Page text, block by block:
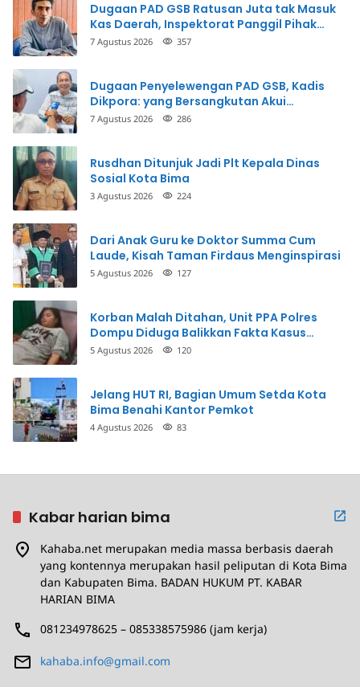
Dugaan PAD GSB Ratusan Juta tak Masuk
Kas Daerah, Inspektorat Panggil Pihak
Terkait
7 Agustus 2026 357
Dugaan Penyelewengan PAD GSB, Kadis
Dikpora: yang Bersangkutan Akui
Perbuatannya dan Siap Mengembalikan
7 Agustus 2026 286
Rusdhan Ditunjuk Jadi Plt Kepala Dinas
Sosial Kota Bima
3 Agustus 2026 224
Dari Anak Guru ke Doktor Summa Cum
Laude, Kisah Taman Firdaus Menginspirasi
5 Agustus 2026 127
Korban Malah Ditahan, Unit PPA Polres
Dompu Diduga Balikkan Fakta Kasus
Penganiayaan
5 Agustus 2026 120
Jelang HUT RI, Bagian Umum Setda Kota
Bima Benahi Kantor Pemkot
4 Agustus 2026 83
Kabar harian bima
Kahaba.net merupakan media massa berbasis daerah
yang kontennya merupakan hasil peliputan di Kota Bima
dan Kabupaten Bima. BADAN HUKUM PT. KABAR
HARIAN BIMA
081234978625 – 085338575986 (jam kerja)
kahaba.info@gmail.com